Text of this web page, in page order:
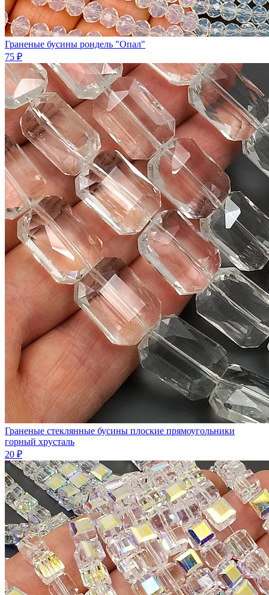
Граненые бусины рондель "Опал"
75 ₽
Граненые стеклянные бусины плоские прямоугольники
горный хрусталь
20 ₽